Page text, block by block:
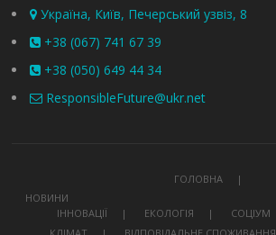
Україна, Київ, Печерський узвіз, 8
+38 (067) 741 67 39
+38 (050) 649 44 34
ResponsibleFuture@ukr.net
ГОЛОВНА
НОВИНИ
ІННОВАЦІЇ
ЕКОЛОГІЯ СОЦІУМ